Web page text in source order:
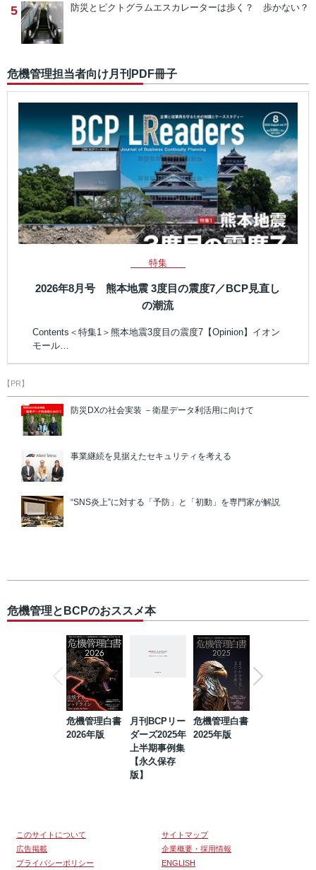
5 防災とピクトグラムエスカレーターは歩く？ 歩かない？
危機管理担当者向け月刊PDF冊子
特集
2026年8月号 熊本地震 3度目の震度7／BCP見直し
の潮流
Contents＜特集1＞熊本地震3度目の震度7【Opinion】イオン
モール…
【PR】
防災DXの社会実装 －衛星データ利活用に向けて
事業継続を見据えたセキュリティを考える
“SNS炎上”に対する「予防」と「初動」を専門家が解説
危機管理とBCPのおススメ本
危機管理白書
2026年版
月刊BCPリー
ダーズ2025年
上半期事例集
【永久保存
版】
危機管理白書
2025年版
このサイトについて
サイトマップ
広告掲載
企業概要・採用情報
プライバシーポリシー
ENGLISH